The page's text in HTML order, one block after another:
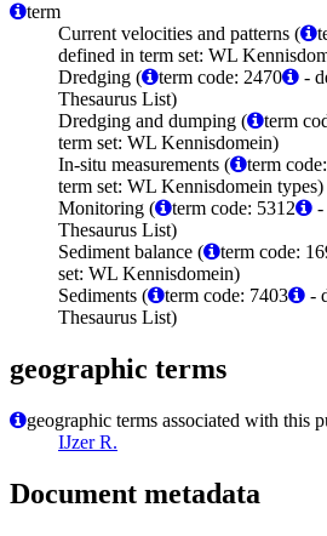
term
Current velocities and patterns (
defined in term set: WL
Dredging (
term code: 2470
-
Thesaurus List)
Dredging and dumping (
term
term set: WL Kennisdomein)
In-situ measurements (
term
term set: WL Kennisdomein types)
Monitoring (
term code: 5312
-
Thesaurus List)
Sediment balance (
term code:
set: WL Kennisdomein)
Sediments (
term code: 7403
-
Thesaurus List)
geographic terms
geographic terms associated with this
IJzer R.
Document metadata